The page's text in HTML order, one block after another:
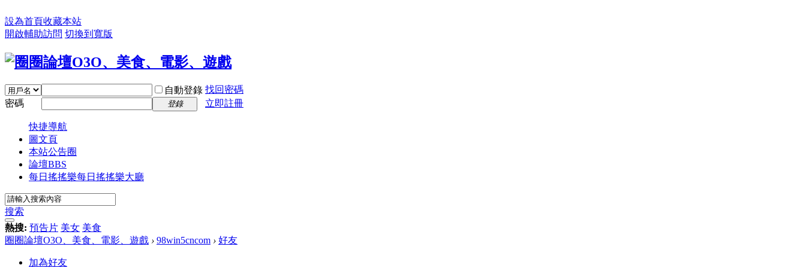
設為首頁收藏本站
開啟輔助訪問 切換到寬版
自動登錄 找回密碼
密碼
登錄 立即註冊
快捷導航
圖文頁
本站公告圈
論壇BBS
每日搖搖樂每日搖搖樂大廳
搜索
熱搜: 預告片 美女 美食
圈圈論壇O3O、美食、電影、遊戲 › 98win5cncom › 好友
加為好友